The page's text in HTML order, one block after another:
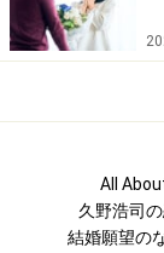
All
久野浩司
結婚願望の